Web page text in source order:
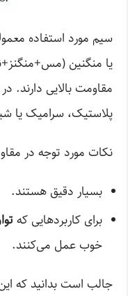
سیم مورد استفاده
یا منگنین
مقاومت بالایی دارند.
پلاستیک، سرامیک یا
نکات مورد توجه در
بسیار دقیق هستند.
برای کاربردهایی که
خوب عمل می‌کنند.
جالب است بدانید که